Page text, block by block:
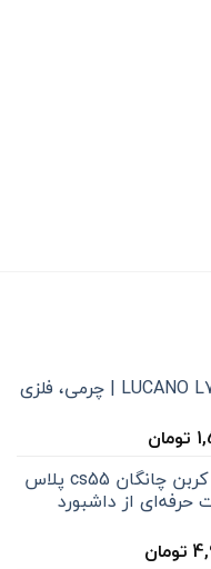
قاب ریموت طرح هرمس LUCANO L7 | چرمی، فلزی
2,000,000 تومان
تومانقیمت
1,590,000 تومان
است.
روداشبوردی سه‌ لایه طرح کربن چانگان cs55 پلاس
از داشبورد
تومانقیمت